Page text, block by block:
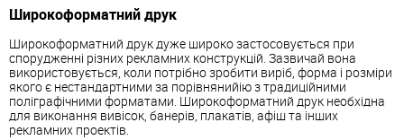
Широкоформатний друк
Широкоформатний друк дуже широко застосовується при
спорудженні різних рекламних конструкцій. Зазвичай вона
використовується, коли потрібно зробити виріб, форма і розміри
якого є нестандартними за порівнянийію з традиційними
поліграфічними форматами. Широкоформатний друк необхідна
для виконання вивісок, банерів, плакатів, афіш та інших
рекламних проектів.